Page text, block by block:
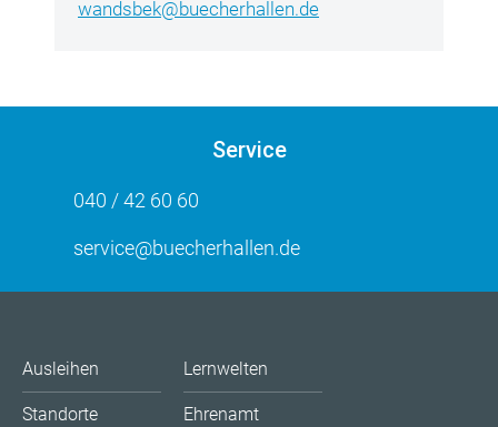
wandsbek@buecherhallen.de
Service
040 / 42 60 60
service@buecherhallen.de
Ausleihen
Standorte
Lernwelten
Ehrenamt